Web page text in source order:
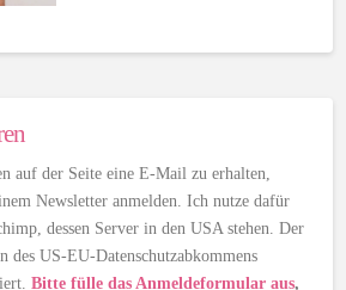
auf der Seite eine E-Mail zu erhalten,
Newsletter anmelden. Ich nutze dafür
dessen Server in den USA stehen. Der
des US-EU-Datenschutzabkommens
Bitte fülle das Anmeldeformular aus,